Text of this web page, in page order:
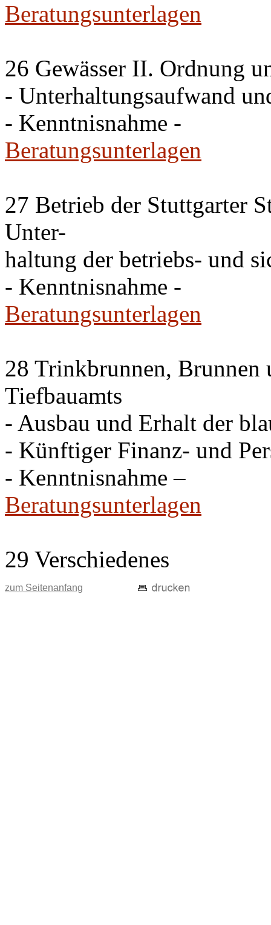
Beratungsunterlagen
26 Gewässer II. Ordnung
- Unterhaltungsaufwand
- Kenntnisnahme -
Beratungsunterlagen
27 Betrieb der Stuttgarter
Unter-
haltung der betriebs- und
- Kenntnisnahme -
Beratungsunterlagen
28 Trinkbrunnen, Brunnen
Tiefbauamts
- Ausbau und Erhalt der
- Künftiger Finanz- und
- Kenntnisnahme –
Beratungsunterlagen
29 Verschiedenes
zum Seitenanfang